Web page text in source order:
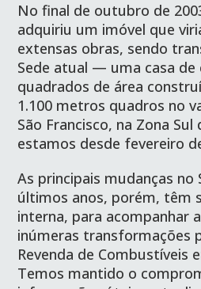
No final de outubro de
adquiriu um imóvel que
extensas obras, sendo
Sede atual — uma casa de
quadrados de área
1.100 metros quadros no
São Francisco, na Zona
estamos desde fevereiro
As principais mudanças no
últimos anos, porém, têm
interna, para acompanhar
inúmeras transformações
Revenda de Combustíveis
Temos mantido o